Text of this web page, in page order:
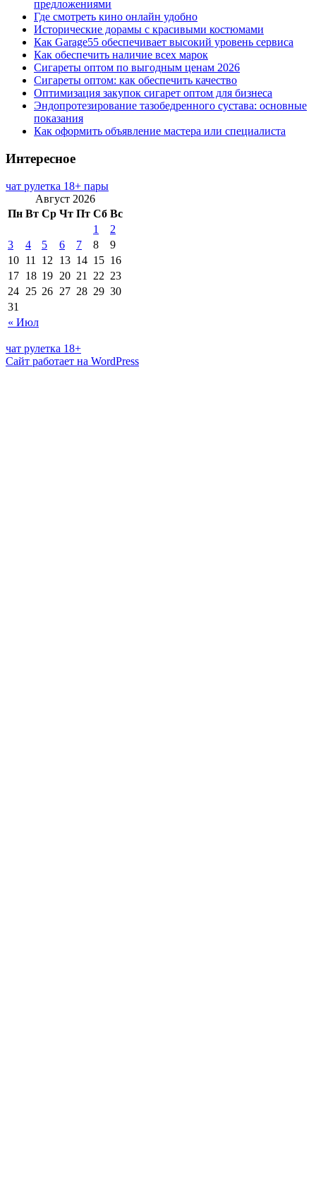
предложениями
Где смотреть кино онлайн удобно
Исторические дорамы с красивыми костюмами
Как Garage55 обеспечивает высокий уровень сервиса
Как обеспечить наличие всех марок
Сигареты оптом по выгодным ценам 2026
Сигареты оптом: как обеспечить качество
Оптимизация закупок сигарет оптом для бизнеса
Эндопротезирование тазобедренного сустава: основные
показания
Как оформить объявление мастера или специалиста
Интересное
чат рулетка 18+ пары
Август 2026
Пн Вт Ср Чт Пт Сб Вс
« Июл
1
2
3
4 5 6 7 8
9
10 11 12 13 14 15 16
17 18 19 20 21 22 23
24 25 26 27 28 29 30
31
чат рулетка 18+
Сайт работает на WordPress